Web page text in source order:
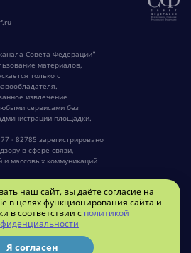
Совета Федерации"
материалов,
только с
извлечение
сервисами без
площадки.
- 82785 зарегистрировано
в сфере связи,
и массовых коммуникаций
наш сайт, вы даёте согласие на
в целях функционирования сайта и
в соответствии с политикой
Я согласен